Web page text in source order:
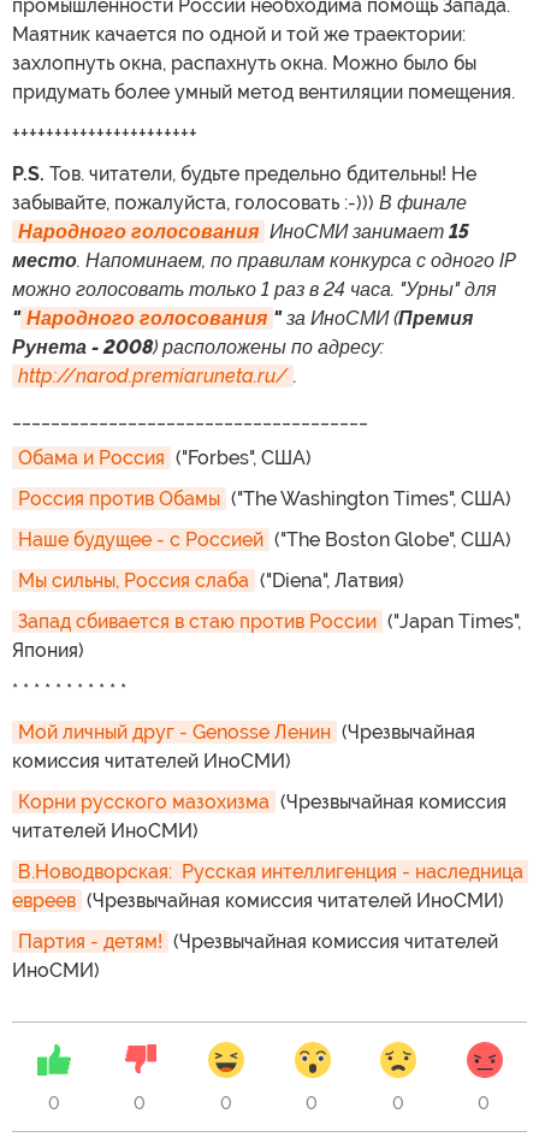
промышленности России необходима помощь Запада.
Маятник качается по одной и той же траектории:
захлопнуть окна, распахнуть окна. Можно было бы
придумать более умный метод вентиляции помещения.
++++++++++++++++++++++
P.S. Тов. читатели, будьте предельно бдительны! Не
забывайте, пожалуйста, голосовать :-))) В финале
Народного голосования ИноСМИ занимает 15
место. Напоминаем, по правилам конкурса с одного IP
можно голосовать только 1 раз в 24 часа. "Урны" для
" Народного голосования "за ИноСМИ (Премия
Рунета - 2008) расположены по адресу:
http://narod.premiaruneta.ru/ .
Обама и Россия ("Forbes", США)
Россия против Обамы ("The Washington Times", США)
Наше будущее - с Россией ("The Boston Globe", США)
Мы сильны, Россия слаба ("Diena", Латвия)
Запад сбивается в стаю против России ("Japan Times",
Япония)
* * * * * * * * * * *
Мой личный друг - Genosse Ленин (Чрезвычайная
комиссия читателей ИноСМИ)
Корни русского мазохизма (Чрезвычайная комиссия
читателей ИноСМИ)
В.Новодворская:  Русская интеллигенция - наследница
евреев (Чрезвычайная комиссия читателей ИноСМИ)
Партия - детям! (Чрезвычайная комиссия читателей
ИноСМИ)
0 0 0 0 0 0